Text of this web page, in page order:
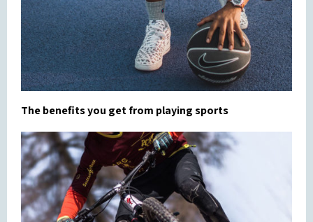
The benefits you get from playing sports